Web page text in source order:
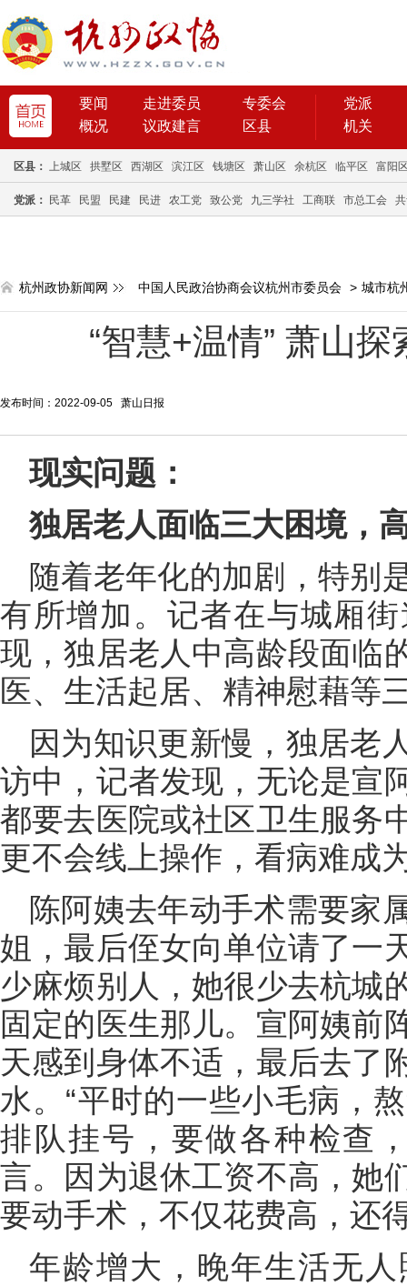
要闻 走进委员
专委会
概况
议政建言 区县
党派
机关
区县： 上城区 拱墅区 西湖区 滨江区 钱塘区 萧山区 余杭区 临平区 富阳
党派： 民革 民盟 民建 民进 农工党 致公党 九三学社 工商联 市总工会
杭州政协新闻网 中国人民政治协商会议杭州市委员会 > 城市杭
“智慧+温情” 萧山
发布时间：2022-09-05 萧山日报
现实问题：
独居老人面临三大困境，
随着老年化的加剧，特别
有所增加。记者在与城厢
现，独居老人中高龄段面临
医、生活起居、精神慰藉等
因为知识更新慢，独居老
访中，记者发现，无论是宣
都要去医院或社区卫生服务
更不会线上操作，看病难成
陈阿姨去年动手术需要家
姐，最后侄女向单位请了一
少麻烦别人，她很少去杭城
固定的医生那儿。宣阿姨前
天感到身体不适，最后去了
水。“平时的一些小毛病，
排队挂号，要做各种检查
言。因为退休工资不高，她
要动手术，不仅花费高，还
年龄增大，晚年生活无